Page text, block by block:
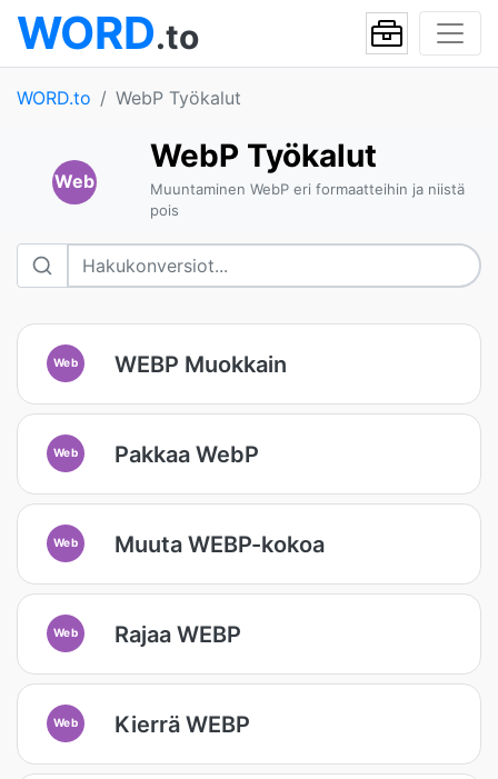
WORD.to
WORD.to WebP Työkalut
Web
WebP Työkalut
Muuntaminen WebP eri formaatteihin ja niistä
pois
Web WEBP Muokkain
Web Pakkaa WebP
Web Muuta WEBP-kokoa
Web Rajaa WEBP
Web Kierrä WEBP